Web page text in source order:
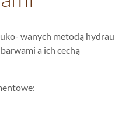
wanych metodą
a ich cechą